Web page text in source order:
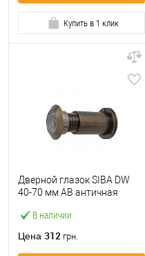
Купить в 1 клик
В наличии
Дверной глазок SIBA DW
40-70 мм АВ античная
Цена 312 грн.